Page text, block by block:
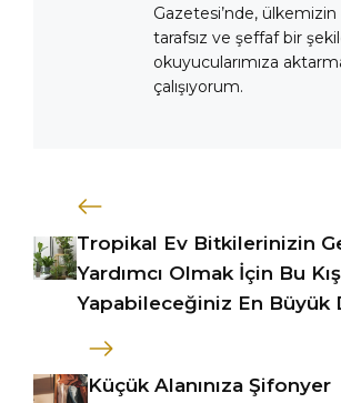
Gazetesi’nde,
tarafsız ve şeffaf bir
okuyucularımıza
çalışıyorum.
Tropikal Ev Bitkilerinizin
Yardımcı Olmak İçin Bu Kış
Yapabileceğiniz En Büyük
Küçük Alanınıza Şifonyer